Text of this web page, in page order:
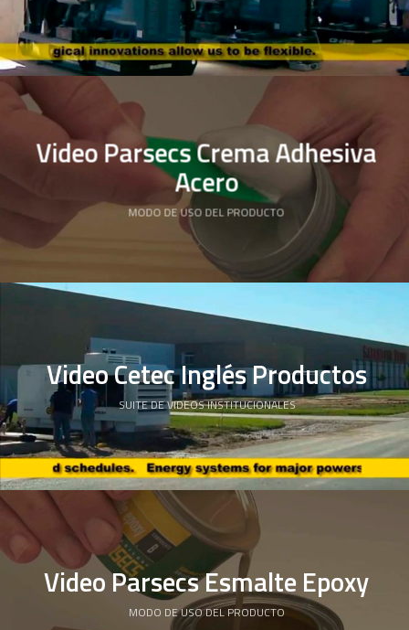
Video Parsecs Crema Adhesiva
Acero
MODO DE USO DEL PRODUCTO
Video Cetec Inglés Productos
SUITE DE VIDEOS INSTITUCIONALES
Video Parsecs Esmalte Epoxy
MODO DE USO DEL PRODUCTO